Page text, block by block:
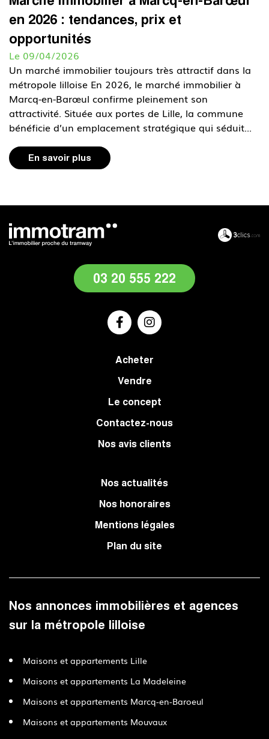
en 2026 : tendances, prix et
opportunités
Le 09/04/2026
Un marché immobilier toujours très attractif dans la
métropole lilloise En 2026, le marché immobilier à
Marcq-en-Barœul confirme pleinement son
attractivité. Située aux portes de Lille, la commune
bénéficie d’un emplacement stratégique qui séduit...
En savoir plus
03 20 555 222
Acheter
Vendre
Le concept
Contactez-nous
Nos avis clients
Nos actualités
Nos honoraires
Mentions légales
Plan du site
Nos annonces immobilières et agences
sur la métropole lilloise
Maisons et appartements Lille
Maisons et appartements La Madeleine
Maisons et appartements Marcq-en-Baroeul
Maisons et appartements Mouvaux